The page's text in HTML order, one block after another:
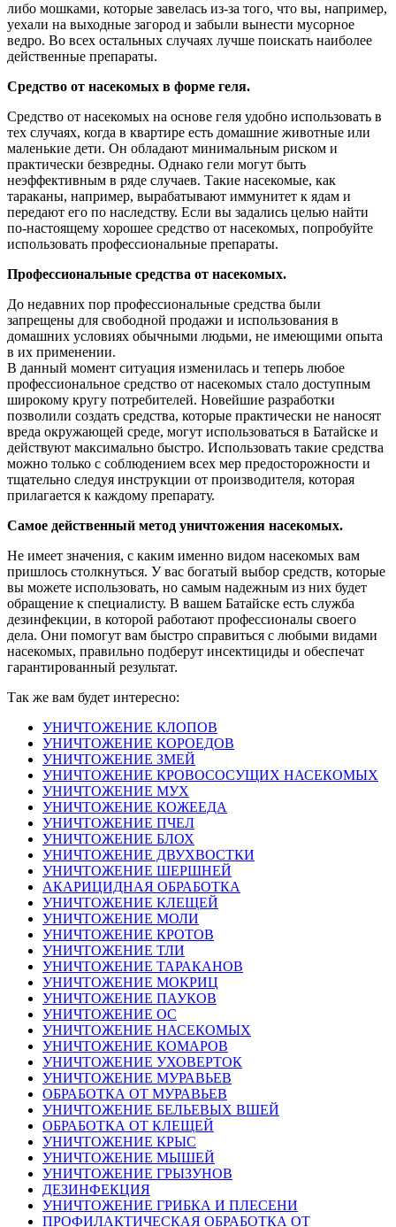
либо мошками, которые завелась из-за того, что вы, например,
уехали на выходные загород и забыли вынести мусорное
ведро. Во всех остальных случаях лучше поискать наиболее
действенные препараты.
Средство от насекомых в форме геля.
Средство от насекомых на основе геля удобно использовать в
тех случаях, когда в квартире есть домашние животные или
маленькие дети. Он обладают минимальным риском и
практически безвредны. Однако гели могут быть
неэффективным в ряде случаев. Такие насекомые, как
тараканы, например, вырабатывают иммунитет к ядам и
передают его по наследству. Если вы задались целью найти
по-настоящему хорошее средство от насекомых, попробуйте
использовать профессиональные препараты.
Профессиональные средства от насекомых.
До недавних пор профессиональные средства были
запрещены для свободной продажи и использования в
домашних условиях обычными людьми, не имеющими опыта
в их применении.
В данный момент ситуация изменилась и теперь любое
профессиональное средство от насекомых стало доступным
широкому кругу потребителей. Новейшие разработки
позволили создать средства, которые практически не наносят
вреда окружающей среде, могут использоваться в Батайске и
действуют максимально быстро. Использовать такие средства
можно только с соблюдением всех мер предосторожности и
тщательно следуя инструкции от производителя, которая
прилагается к каждому препарату.
Самое действенный метод уничтожения насекомых.
Не имеет значения, с каким именно видом насекомых вам
пришлось столкнуться. У вас богатый выбор средств, которые
вы можете использовать, но самым надежным из них будет
обращение к специалисту. В вашем Батайске есть служба
дезинфекции, в которой работают профессионалы своего
дела. Они помогут вам быстро справиться с любыми видами
насекомых, правильно подберут инсектициды и обеспечат
гарантированный результат.
Так же вам будет интересно:
УНИЧТОЖЕНИЕ КЛОПОВ
УНИЧТОЖЕНИЕ КОРОЕДОВ
УНИЧТОЖЕНИЕ ЗМЕЙ
УНИЧТОЖЕНИЕ КРОВОСОСУЩИХ НАСЕКОМЫХ
УНИЧТОЖЕНИЕ МУХ
УНИЧТОЖЕНИЕ КОЖЕЕДА
УНИЧТОЖЕНИЕ ПЧЕЛ
УНИЧТОЖЕНИЕ БЛОХ
УНИЧТОЖЕНИЕ ДВУХВОСТКИ
УНИЧТОЖЕНИЕ ШЕРШНЕЙ
АКАРИЦИДНАЯ ОБРАБОТКА
УНИЧТОЖЕНИЕ КЛЕЩЕЙ
УНИЧТОЖЕНИЕ МОЛИ
УНИЧТОЖЕНИЕ КРОТОВ
УНИЧТОЖЕНИЕ ТЛИ
УНИЧТОЖЕНИЕ ТАРАКАНОВ
УНИЧТОЖЕНИЕ МОКРИЦ
УНИЧТОЖЕНИЕ ПАУКОВ
УНИЧТОЖЕНИЕ ОС
УНИЧТОЖЕНИЕ НАСЕКОМЫХ
УНИЧТОЖЕНИЕ КОМАРОВ
УНИЧТОЖЕНИЕ УХОВЕРТОК
УНИЧТОЖЕНИЕ МУРАВЬЕВ
ОБРАБОТКА ОТ МУРАВЬЕВ
УНИЧТОЖЕНИЕ БЕЛЬЕВЫХ ВШЕЙ
ОБРАБОТКА ОТ КЛЕЩЕЙ
УНИЧТОЖЕНИЕ КРЫС
УНИЧТОЖЕНИЕ МЫШЕЙ
УНИЧТОЖЕНИЕ ГРЫЗУНОВ
ДЕЗИНФЕКЦИЯ
УНИЧТОЖЕНИЕ ГРИБКА И ПЛЕСЕНИ
ПРОФИЛАКТИЧЕСКАЯ ОБРАБОТКА ОТ